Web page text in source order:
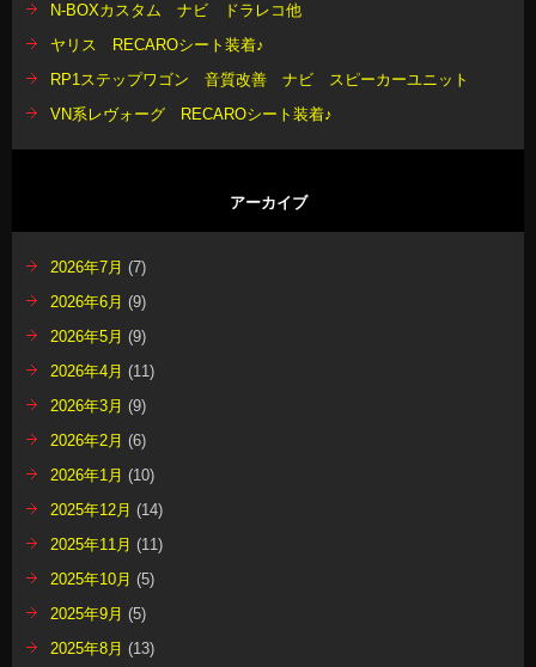
N-BOXカスタム ナビ ドラレコ他
ヤリス RECAROシート装着♪
RP1ステップワゴン 音質改善 ナビ スピーカーユニット
VN系レヴォーグ RECAROシート装着♪
アーカイブ
2026年7月 (7)
2026年6月 (9)
2026年5月 (9)
2026年4月 (11)
2026年3月 (9)
2026年2月 (6)
2026年1月 (10)
2025年12月 (14)
2025年11月 (11)
2025年10月 (5)
2025年9月 (5)
2025年8月 (13)